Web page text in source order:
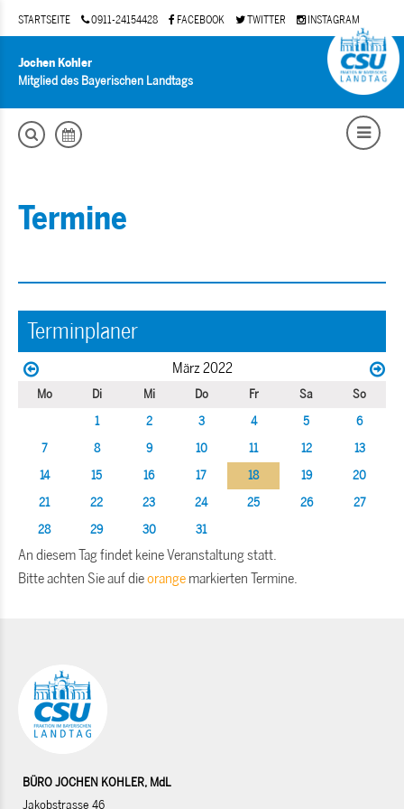
STARTSEITE 0911-24154428 FACEBOOK TWITTER INSTAGRAM
Jochen Kohler
Mitglied des Bayerischen Landtags
Termine
Terminplaner
März 2022
Mo Di Mi Do Fr Sa
So
1
2 3 4 5
6
7
8 9 10 11 12
13
14
15 16 17 18 19
20
21
22 23 24 25 26
27
28
29 30 31
An diesem Tag findet keine Veranstaltung statt.
Bitte achten Sie auf dieorange markierten Termine.
BÜRO JOCHEN KOHLER, MdL
Jakobstrasse 46